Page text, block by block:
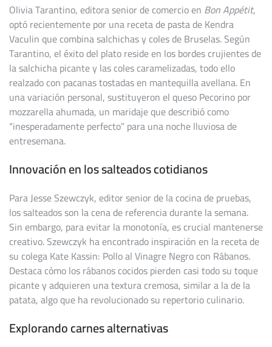
Olivia Tarantino, editora senior de comercio en Bon Appétit,
optó recientemente por una receta de pasta de Kendra
Vaculin que combina salchichas y coles de Bruselas. Según
Tarantino, el éxito del plato reside en los bordes crujientes de
la salchicha picante y las coles caramelizadas, todo ello
realzado con pacanas tostadas en mantequilla avellana. En
una variación personal, sustituyeron el queso Pecorino por
mozzarella ahumada, un maridaje que describió como
“inesperadamente perfecto” para una noche lluviosa de
entresemana.
Innovación en los salteados cotidianos
Para Jesse Szewczyk, editor senior de la cocina de pruebas,
los salteados son la cena de referencia durante la semana.
Sin embargo, para evitar la monotonía, es crucial mantenerse
creativo. Szewczyk ha encontrado inspiración en la receta de
su colega Kate Kassin: Pollo al Vinagre Negro con Rábanos.
Destaca cómo los rábanos cocidos pierden casi todo su toque
picante y adquieren una textura cremosa, similar a la de la
patata, algo que ha revolucionado su repertorio culinario.
Explorando carnes alternativas